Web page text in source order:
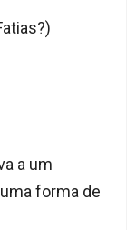
a um
forma de